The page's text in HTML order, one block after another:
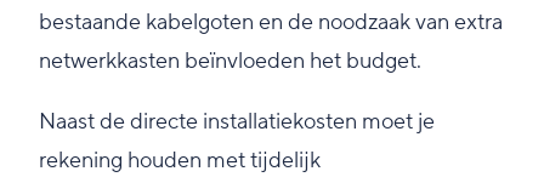
bestaande kabelgoten en de noodzaak van extra
netwerkkasten beïnvloeden het budget.
Naast de directe installatiekosten moet je
rekening houden met tijdelijk